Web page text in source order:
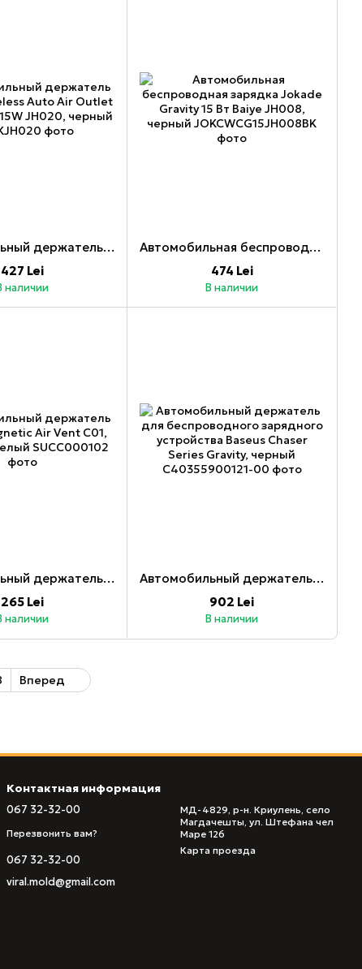
Автомобильный держатель Jokade Wireless Auto Air Outlet Spiral Hook 15W JH020, черный _
427 Lei
наличии
Автомобильная беспроводная зарядка Jokade Gravity 15 Вт Baiye JH008, черный
474 Lei
В наличии
Автомобильный держатель Baseus Magnetic Air Vent C01, кремово-белый
265 Lei
наличии
Автомобильный держатель для беспроводного зарядного устройства Baseus Chaser Series Gravity, черный
902 Lei
В наличии
Вперед
Контактная информация
067 32-32-00
Перезвонить вам?
067 32-32-00
viral.mold@gmail.com
МД-4829, р-н. Криулень, село
Магдачешты, ул. Штефана чел
Маре 126
Карта проезда